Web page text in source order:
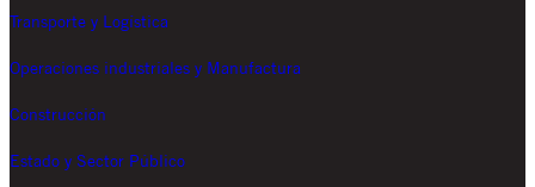
Transporte y Logística
Operaciones industriales y Manufactura
Construcción
Estado y Sector Público